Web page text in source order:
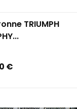
TRIUMPH
€